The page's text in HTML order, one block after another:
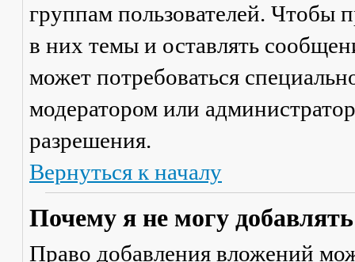
группам пользователей. Чтобы
в них темы и оставлять
может потребоваться
модератором или
разрешения.
Вернуться к началу
Почему я не могу
Право добавления вложений